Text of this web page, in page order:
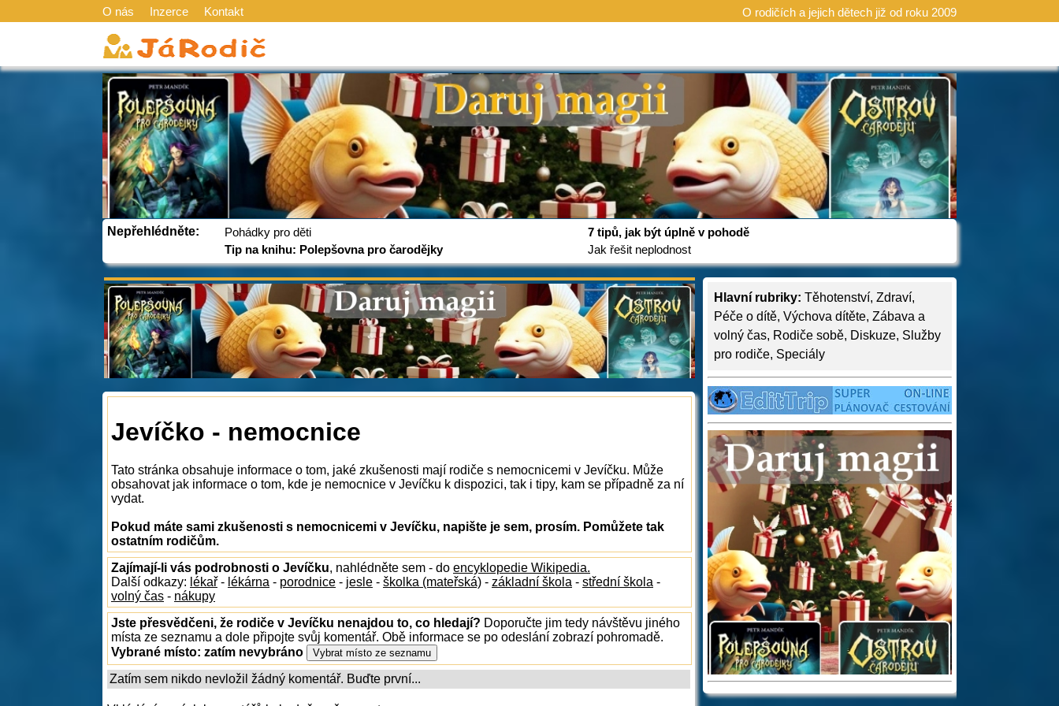
O nás Inzerce Kontakt O rodičích a jejich dětech již od roku 2009
Nepřehlédněte:
Pohádky pro děti
Tip na knihu: Polepšovna pro čarodějky
7 tipů, jak být úplně v pohodě
Jak řešit neplodnost
Hlavní rubriky: Těhotenství, Zdraví,
Péče o dítě, Výchova dítěte, Zábava a
volný čas, Rodiče sobě, Diskuze, Služby
pro rodiče, Speciály
Jevíčko - nemocnice
Tato stránka obsahuje informace o tom, jaké zkušenosti mají rodiče s nemocnicemi v Jevíčku. Může
obsahovat jak informace o tom, kde je nemocnice v Jevíčku k dispozici, tak i tipy, kam se případně za ní
vydat.
Pokud máte sami zkušenosti s nemocnicemi v Jevíčku, napište je sem, prosím. Pomůžete tak
ostatním rodičům.
Zajímají-li vás podrobnosti o Jevíčku, nahlédněte sem - do encyklopedie Wikipedia.
Další odkazy: lékař - lékárna - porodnice - jesle - školka (mateřská) - základní škola - střední škola -
volný čas - nákupy
Jste přesvědčeni, že rodiče v Jevíčku nenajdou to, co hledají? Doporučte jim tedy návštěvu jiného
místa ze seznamu a dole připojte svůj komentář. Obě informace se po odeslání zobrazí pohromadě.
Vybrané místo: zatím nevybráno
Zatím sem nikdo nevložil žádný komentář. Buďte první...